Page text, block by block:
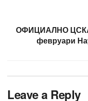
ОФИЦИАЛНО
февруари
Leave a Reply